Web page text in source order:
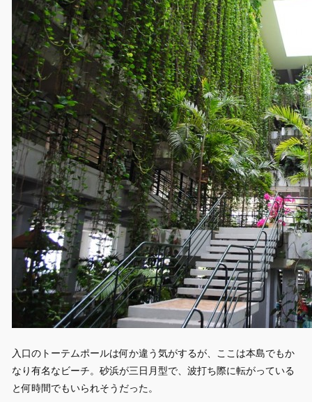
入口のトーテムポールは何か違う気がするが、ここは本島でもか
なり有名なビーチ。砂浜が三日月型で、波打ち際に転がっている
と何時間でもいられそうだった。